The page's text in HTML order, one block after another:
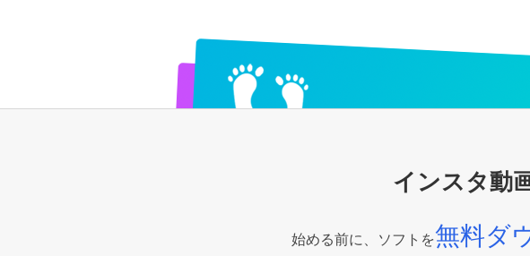
インスタ動
始める前に、ソフトを無料ダ